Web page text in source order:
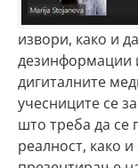
извори, како и
дезинформации
дигиталните
учесниците се
што треба да се
реалност, како